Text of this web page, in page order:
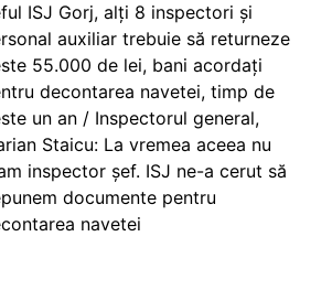
ISJ Gorj, alți 8 inspectori și
auxiliar trebuie să returneze
55.000 de lei, bani acordați
decontarea navetei, timp de
un an / Inspectorul general,
Staicu: La vremea aceea nu
inspector șef. ISJ ne-a cerut să
documente pentru
navetei